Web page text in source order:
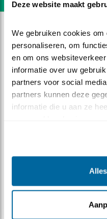
Deze website maakt
We gebruiken cookies
personaliseren, om
en om ons
informatie over uw
partners voor social
partners kunnen deze
informatie die u aan ze
DEEL
Klaar voor